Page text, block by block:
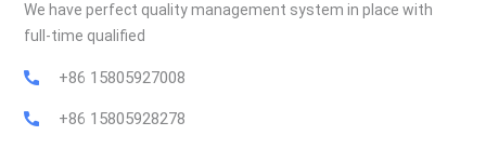
We have perfect quality management system in place with
full-time qualified
+86 15805927008
+86 15805928278